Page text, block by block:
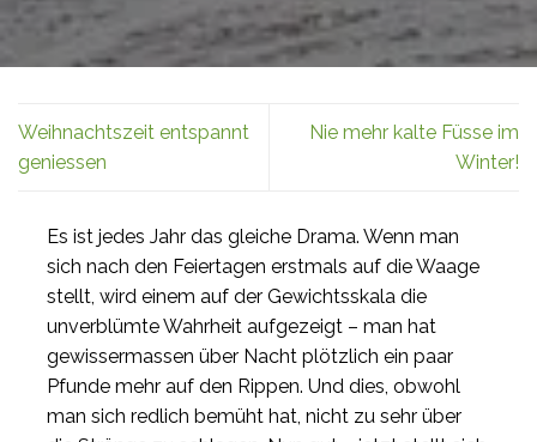
Es ist jedes Jahr das gleiche Drama. Wenn man
sich nach den Feiertagen erstmals auf die Waage
stellt, wird einem auf der Gewichtsskala die
unverblümte Wahrheit aufgezeigt – man hat
gewissermassen über Nacht plötzlich ein paar
Pfunde mehr auf den Rippen. Und dies, obwohl
man sich redlich bemüht hat, nicht zu sehr über
Weihnachtszeit entspannt
geniessen
Nie mehr kalte Füsse im
Winter!